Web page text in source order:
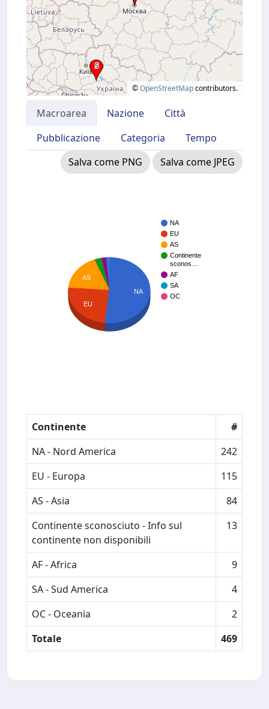
©OpenStreetMapcontributors.
Macroarea Nazione
Città
Pubblicazione
Categoria
Tempo
Salva come PNG
Salva come JPEG
NA
EU
AS
Continente
sconos…
AF
SA
OC
AS
EU
NA
Continente
#
NA - Nord America
242
EU - Europa
115
AS - Asia
84
Continente sconosciuto - Info sul
continente non disponibili
13
AF - Africa
9
SA - Sud America
4
OC - Oceania
2
Totale
469